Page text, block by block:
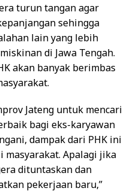
turun tangan agar
sehingga
lain yang lebih
di Jawa Tengah.
akan banyak berimbas
Jateng untuk mencari
bagi eks-karyawan
dampak dari PHK ini
masyarakat. Apalagi jika
dituntaskan dan
pekerjaan baru,”